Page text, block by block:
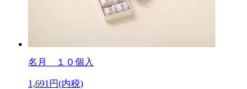
名月 １０個入
1,691円(内税)